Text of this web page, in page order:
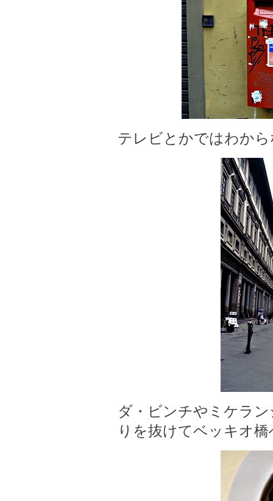
テレビとかではわか
ダ・ビンチやミケラ
りを抜けてベッキオ橋